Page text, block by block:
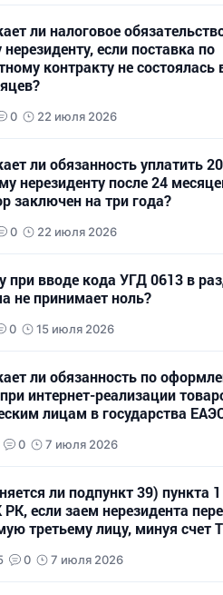
ли налоговое
нерезиденту, если поставка по
контракту не состоялась
0 22 июля 2026
ли обязанность уплатить
нерезиденту после 24
заключен на три года?
0 22 июля 2026
при вводе кода УГД 0613 в
не принимает ноль?
0 15 июля 2026
ли обязанность по
интернет-реализации
лицам в государства
0 7 июля 2026
ли подпункт 39) пункта
если заем нерезидента
третьему лицу, минуя счет
0 7 июля 2026